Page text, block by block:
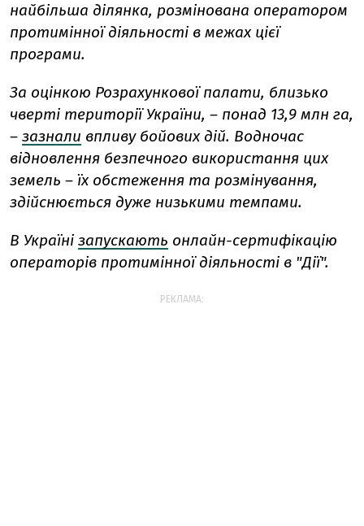
найбільша ділянка, розмінована оператором
протимінної діяльності в межах цієї
програми.
За оцінкою Розрахункової палати, близько
чверті території України, – понад 13,9 млн га,
– зазнали впливу бойових дій. Водночас
відновлення безпечного використання цих
земель – їх обстеження та розмінування,
здійснюється дуже низькими темпами.
В Україні запускають онлайн-сертифікацію
операторів протимінної діяльності в "Дії".
РЕКЛАМА: